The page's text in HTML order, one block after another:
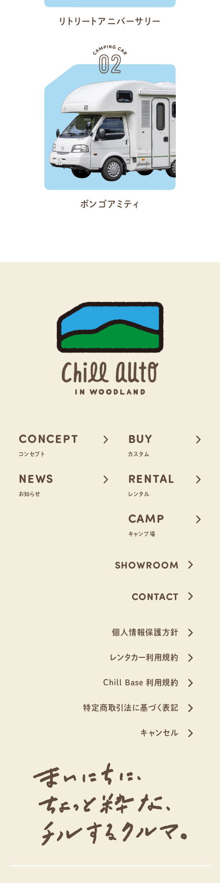
リトリートアニバーサリー
ボンゴアミティ
CONCEPT
コンセプト
NEWS
お知らせ
BUY
カスタム
RENTAL
レンタル
CAMP
キャンプ場
SHOWROOM
CONTACT
個人情報保護方針
レンタカー利用規約
Chill Base 利用規約
特定商取引法に基づく表記
キャンセル